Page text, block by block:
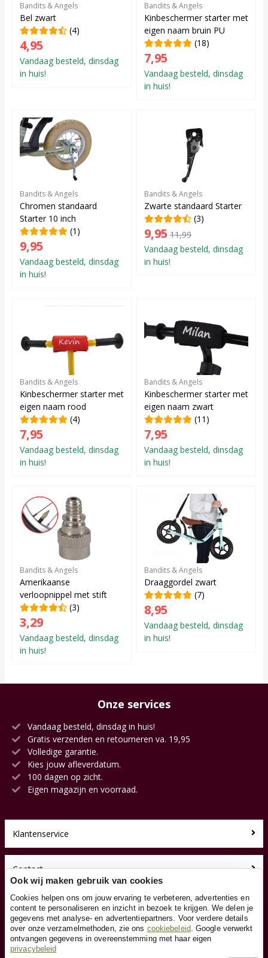
Bandits & Angels
Bel zwart
(4)
4,95
Vandaag besteld, dinsdag
in huis!
Bandits & Angels
Kinbeschermer starter met
eigen naam bruin PU
(18)
7,95
Vandaag besteld, dinsdag
in huis!
Bandits & Angels
Chromen standaard
Starter 10 inch
(1)
9,95
Vandaag besteld, dinsdag
in huis!
Bandits & Angels
Zwarte standaard Starter
(3)
9,95 11,99
Vandaag besteld, dinsdag
in huis!
Bandits & Angels
Kinbeschermer starter met
eigen naam rood
(4)
7,95
Vandaag besteld, dinsdag
in huis!
Bandits & Angels
Kinbeschermer starter met
eigen naam zwart
(11)
7,95
Vandaag besteld, dinsdag
in huis!
Bandits & Angels
Amerikaanse
verloopnippel met stift
(3)
3,29
Vandaag besteld, dinsdag
in huis!
Bandits & Angels
Draaggordel zwart
(7)
8,95
Vandaag besteld, dinsdag
in huis!
Onze services
Vandaag besteld, dinsdag in huis!
Gratis verzenden en retourneren va. 19,95
Volledige garantie.
Kies jouw afleverdatum.
100 dagen op zicht.
Eigen magazijn en voorraad.
Klantenservice
Contact
Over ons
Toyfan BV
Loopfiets.be
Ook wij maken gebruik van cookies
Cookies helpen ons om jouw ervaring te verbeteren, advertenties en
content te personaliseren en inzicht in bezoek te krijgen. We delen je
gegevens met analyse- en advertentiepartners. Voor verdere details
over onze verzamelmethoden, zie ons cookiebeleid. Google verwerkt
ontvangen gegevens in overeenstemming met haar eigen
privacybeleid